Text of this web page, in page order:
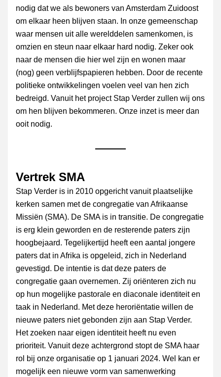
nodig dat we als bewoners van Amsterdam Zuidoost
om elkaar heen blijven staan. In onze gemeenschap
waar mensen uit alle werelddelen samenkomen, is
omzien en steun naar elkaar hard nodig. Zeker ook
naar de mensen die hier wel zijn en wonen maar
(nog) geen verblijfspapieren hebben. Door de recente
politieke ontwikkelingen voelen veel van hen zich
bedreigd. Vanuit het project Stap Verder zullen wij ons
om hen blijven bekommeren. Onze inzet is meer dan
ooit nodig.
Vertrek SMA
Stap Verder is in 2010 opgericht vanuit plaatselijke
kerken samen met de congregatie van Afrikaanse
Missiën (SMA). De SMA is in transitie. De congregatie
is erg klein geworden en de resterende paters zijn
hoogbejaard. Tegelijkertijd heeft een aantal jongere
paters dat in Afrika is opgeleid, zich in Nederland
gevestigd. De intentie is dat deze paters de
congregatie gaan overnemen. Zij oriënteren zich nu
op hun mogelijke pastorale en diaconale identiteit en
taak in Nederland. Met deze heroriëntatie willen de
nieuwe paters niet gebonden zijn aan Stap Verder.
Het zoeken naar eigen identiteit heeft nu even
prioriteit. Vanuit deze achtergrond stopt de SMA haar
rol bij onze organisatie op 1 januari 2024. Wel kan er
mogelijk een nieuwe vorm van samenwerking